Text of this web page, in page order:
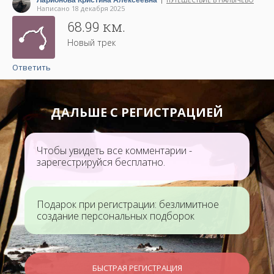
Написано 18 декабря 2025
68.99 км.
Новый трек
Ответить
ДАЛЬШЕ С РЕГИСТРАЦИЕЙ
Чтобы увидеть все комментарии -
зарегестрируйся бесплатно.
Подарок при регистрации: безлимитное
создание персональных подборок
БЫСТРАЯ РЕГИСТРАЦИЯ